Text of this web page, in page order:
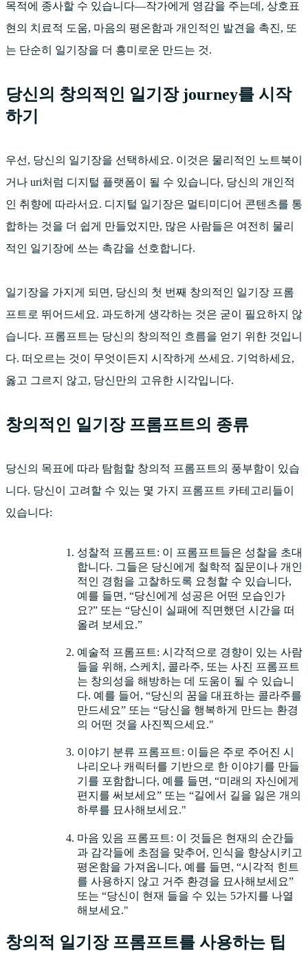
목적에 종사할 수 있습니다—작가에게 영감을 주는데, 상호표
현의 치료적 도움, 마음의 평온함과 개인적인 발견을 촉진, 또
는 단순히 일기장을 더 흥미로운 만드는 것.
당신의 창의적인 일기장 journey를 시작
하기
우선, 당신의 일기장을 선택하세요. 이것은 물리적인 노트북이
거나 uri처럼 디지털 플랫폼이 될 수 있습니다, 당신의 개인적
인 취향에 따라서요. 디지털 일기장은 멀티미디어 콘텐츠를 통
합하는 것을 더 쉽게 만들었지만, 많은 사람들은 여전히 물리
적인 일기장에 쓰는 촉감을 선호합니다.
일기장을 가지게 되면, 당신의 첫 번째 창의적인 일기장 프롬
프트로 뛰어드세요. 과도하게 생각하는 것은 굳이 필요하지 않
습니다. 프롬프트는 당신의 창의적인 흐름을 얻기 위한 것입니
다. 떠오르는 것이 무엇이든지 시작하게 쓰세요. 기억하세요,
옳고 그르지 않고, 당신만의 고유한 시각입니다.
창의적인 일기장 프롬프트의 종류
당신의 목표에 따라 탐험할 창의적 프롬프트의 풍부함이 있습
니다. 당신이 고려할 수 있는 몇 가지 프롬프트 카테고리들이
있습니다:
성찰적 프롬프트: 이 프롬프트들은 성찰을 초대
합니다. 그들은 당신에게 철학적 질문이나 개인
적인 경험을 고찰하도록 요청할 수 있습니다,
예를 들면, “당신에게 성공은 어떤 모습인가
요?” 또는 “당신이 실패에 직면했던 시간을 떠
올려 보세요.”
예술적 프롬프트: 시각적으로 경향이 있는 사람
들을 위해, 스케치, 콜라주, 또는 사진 프롬프트
는 창의성을 해방하는 데 도움이 될 수 있습니
다. 예를 들어, “당신의 꿈을 대표하는 콜라주를
만드세요” 또는 “당신을 행복하게 만드는 환경
의 어떤 것을 사진찍으세요."
이야기 분류 프롬프트: 이들은 주로 주어진 시
나리오나 캐릭터를 기반으로 한 이야기를 만들
기를 포함합니다, 예를 들면, “미래의 자신에게
편지를 써보세요” 또는 “길에서 길을 잃은 개의
하루를 묘사해보세요."
마음 있음 프롬프트: 이 것들은 현재의 순간들
과 감각들에 초점을 맞추어, 인식을 향상시키고
평온함을 가져옵니다, 예를 들면, “시각적 힌트
를 사용하지 않고 거주 환경을 묘사해보세요”
또는 “당신이 현재 들을 수 있는 5가지를 나열
해보세요."
창의적 일기장 프롬프트를 사용하는 팁